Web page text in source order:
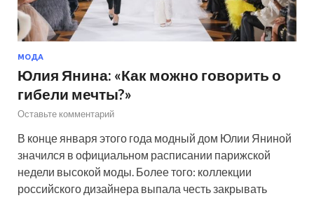
МОДА
Юлия Янина: «Как можно говорить о
гибели мечты?»
Оставьте комментарий
В конце января этого года модный дом Юлии Яниной
значился в официальном расписании парижской
недели высокой моды. Более того: коллекции
российского дизайнера выпала честь закрывать